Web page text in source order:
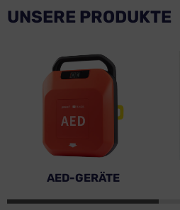
UNSERE PRODUKTE
AED-GERÄTE